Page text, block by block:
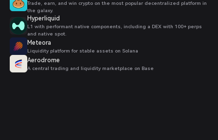
Trade, earn, and win crypto on the most popular decentralized platform in
the galaxy.
Hyperliquid
L1 with performant native components, including a DEX with 100+ perps
and native spot.
Meteora
Liquidity platform for stable assets on Solana
Aerodrome
A central trading and liquidity marketplace on Base